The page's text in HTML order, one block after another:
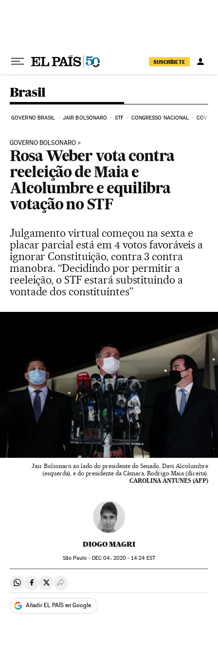
SUSCRÍBETE
Brasil
GOVERNO BRASIL JAIR BOLSONARO STF CONGRESSO NACIONAL COVID-
GOVERNO BOLSONARO
Rosa Weber vota contra
reeleição de Maia e
Alcolumbre e equilibra
votação no STF
Julgamento virtual começou na sexta e
placar parcial está em 4 votos favoráveis a
ignorar Constituição, contra 3 contra
manobra. “Decidindo por permitir a
reeleição, o STF estará substituindo a
vontade dos constituintes”
Jair Bolsonaro ao lado do presidente do Senado, Davi Alcolumbre
(esquerda), e do presidente da Câmara, Rodrigo Maia (direita).
CAROLINA ANTUNES (AFP)
DIOGO MAGRI
São Paulo - DEC 04, 2020 - 14:24EST
Compartir en Whatsapp
Compartir en Facebook
Compartir en Twitter
Desplegar Redes Sociales
Añadir EL PAÍS en Google